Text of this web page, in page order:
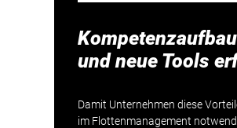
und neue Tools
Damit Unternehmen diese
im Flottenmanagement